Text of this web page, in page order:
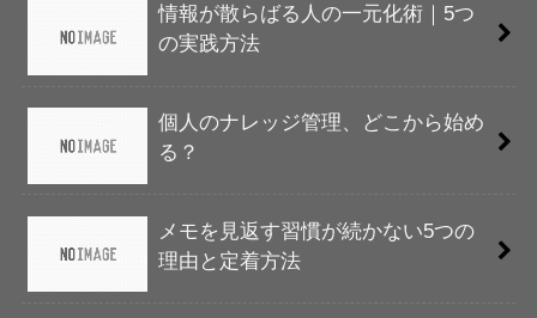
情報が散らばる人の一元化術｜5つ
の実践方法
個人のナレッジ管理、どこから始め
る？
メモを見返す習慣が続かない5つの
理由と定着方法